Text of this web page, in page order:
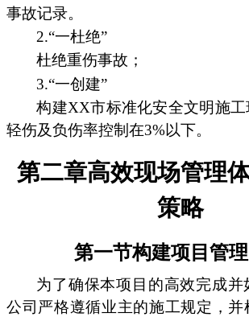
事故记录。
2.“一杜绝”
杜绝重伤事故；
3.“一创建”
构建XX市标准化安全文明施
轻伤及负伤率控制在3%以下。
第二章高效现场管理
策略
第一节构建项目管
为了确保本项目的高效完成并
公司严格遵循业主的施工规定，并